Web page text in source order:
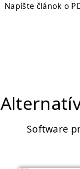
Napíšte článok o
Software